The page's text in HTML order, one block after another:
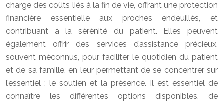
charge des coûts liés à la fin de vie, offrant une protection
financière essentielle aux proches endeuillés, et
contribuant à la sérénité du patient. Elles peuvent
également offrir des services d’assistance précieux,
souvent méconnus, pour faciliter le quotidien du patient
et de sa famille, en leur permettant de se concentrer sur
l’essentiel : le soutien et la présence. Il est essentiel de
connaître les différentes options disponibles, de